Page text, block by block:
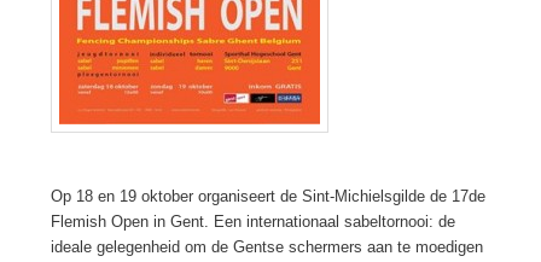
Op 18 en 19 oktober organiseert de Sint-Michielsgilde de 17de
Flemish Open in Gent. Een internationaal sabeltornooi: de
ideale gelegenheid om de Gentse schermers aan te moedigen